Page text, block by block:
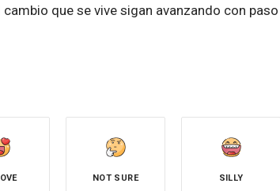
que se vive sigan avanzando con paso
NOT SURE SILLY